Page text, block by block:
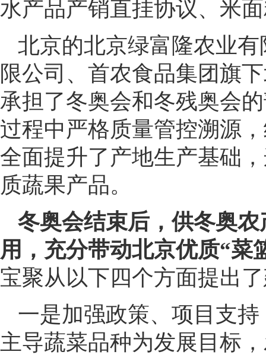
水产品产销直挂协议、米
北京的北京绿富隆农业
限公司、首农食品集团旗
承担了冬奥会和冬残奥会
过程中严格质量管控溯源
全面提升了产地生产基础
质蔬果产品。
冬奥会结束后，供冬奥
用，充分带动北京优质“菜
宝聚从以下四个方面提出
一是加强政策、项目支
主导蔬菜品种为发展目标